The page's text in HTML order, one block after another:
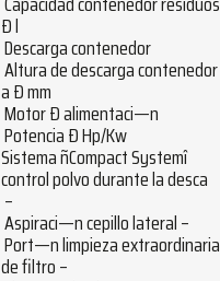
Ð l
Descarga contenedor
Altura de descarga contenedor
a Ð mm
Motor Ð alimentaci—n
Potencia Ð Hp/Kw
Sistema ñCompact Systemî
control polvo durante la desca
–
Aspiraci—n cepillo lateral –
Port—n limpieza extraordinaria
de filtro –